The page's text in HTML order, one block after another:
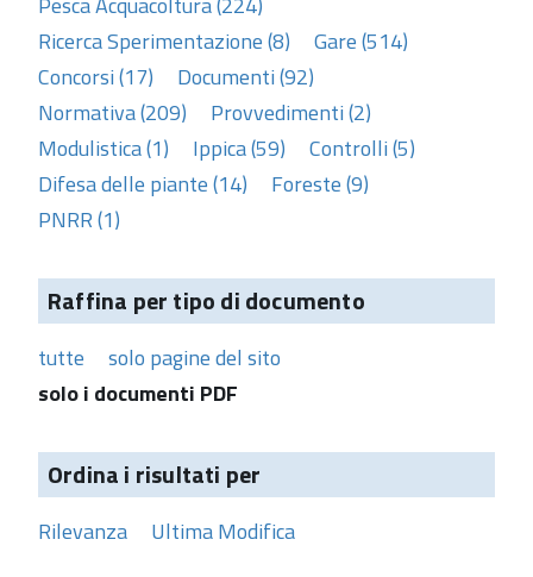
Ricerca Sperimentazione (8)
Gare (514)
Concorsi (17)
Documenti (92)
Normativa (209)
Provvedimenti (2)
Modulistica (1)
Ippica (59)
Controlli (5)
Difesa delle piante (14)
Foreste (9)
PNRR (1)
Raffina per tipo di documento
tutte
solo pagine del sito
solo i documenti PDF
Ordina i risultati per
Rilevanza Ultima Modifica